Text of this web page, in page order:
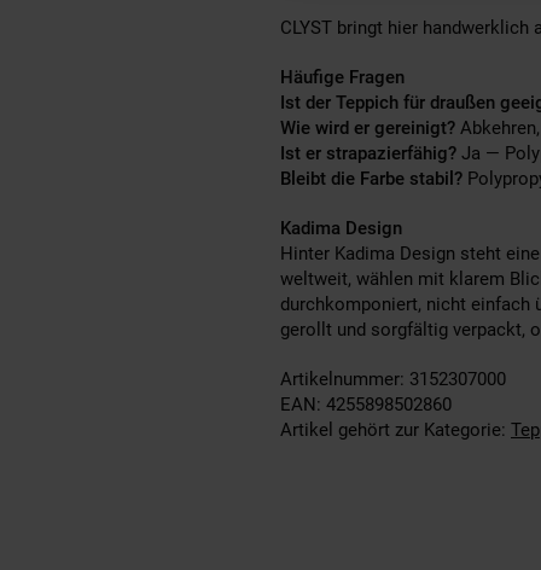
CLYST bringt hier
Häufige Fragen
Ist der Teppich für draußen
Wie wird er gereinigt?
Ist er strapazierfähig? Ja —
Bleibt die Farbe stabil?
Kadima Design
Hinter Kadima Design steht
weltweit, wählen mit klarem
durchkomponiert, nicht einfach
gerollt und sorgfältig verpackt,
Artikelnummer: 3152307000
EAN: 4255898502860
Artikel gehört zur Kategorie: